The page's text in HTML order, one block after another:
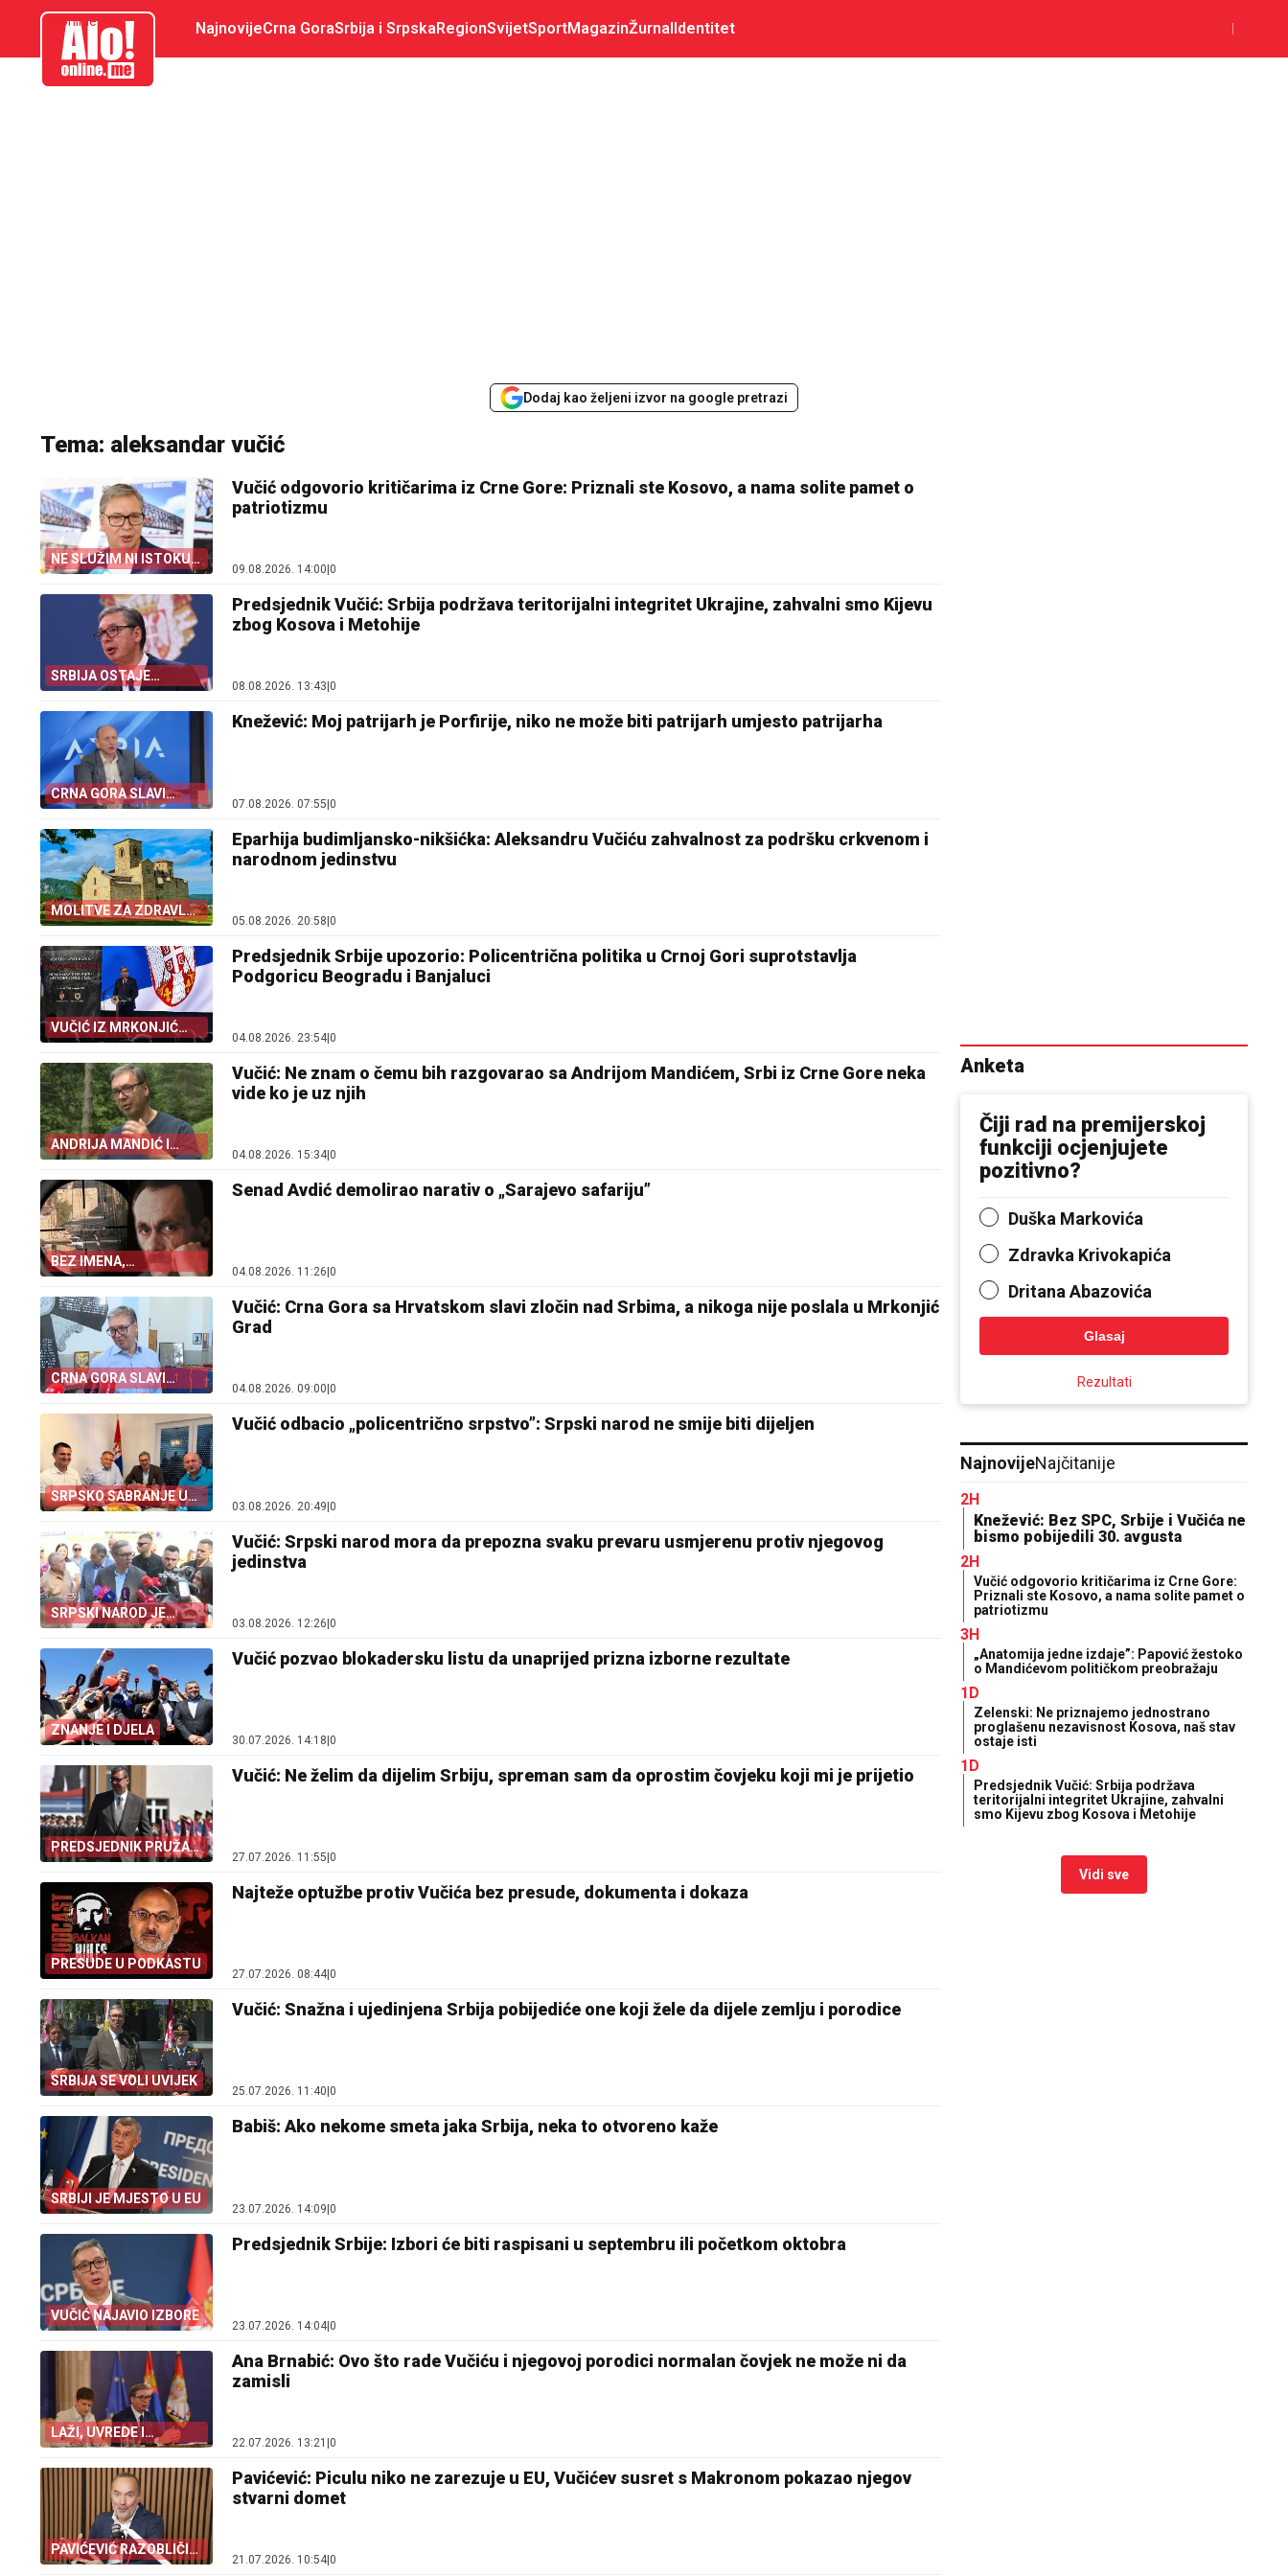
aloonline.me NajnovijeCrna GoraSrbija i SrpskaRegionSvijetSportMagazinŽurnalIdentitet
Dodaj kao željeni izvor na google pretrazi
Tema: aleksandar vučić
NE SLUŽIM NI ISTOKU
NI ZAPADU
Vučić odgovorio kritičarima iz Crne Gore: Priznali ste Kosovo, a nama solite pamet o
patriotizmu
09.08.2026. 14:00 0
SRBIJA OSTAJE
DOSLJEDNA POVELJI
Predsjednik Vučić: Srbija podržava teritorijalni integritet Ukrajine, zahvalni smo Kijevu
zbog Kosova i Metohije
08.08.2026. 13:43 0
CRNA GORA SLAVI
„OLUJU“
Knežević: Moj patrijarh je Porfirije, niko ne može biti patrijarh umjesto patrijarha
07.08.2026. 07:55|0
MOLITVE ZA ZDRAVLJE
I USPJEH
Eparhija budimljansko-nikšićka: Aleksandru Vučiću zahvalnost za podršku crkvenom i
narodnom jedinstvu
05.08.2026. 20:58|0
VUČIĆ IZ MRKONJIĆ
GRADA
Predsjednik Srbije upozorio: Policentrična politika u Crnoj Gori suprotstavlja
Podgoricu Beogradu i Banjaluci
04.08.2026. 23:54|0
ANDRIJA MANDIĆ I
VLAST U PODGORICI
Vučić: Ne znam o čemu bih razgovarao sa Andrijom Mandićem, Srbi iz Crne Gore neka
vide ko je uz njih
04.08.2026. 15:34 0
BEZ IMENA,
DOKUMENATA I
Senad Avdić demolirao narativ o „Sarajevo safariju”
04.08.2026. 11:26 0
CRNA GORA SLAVI
„OLUJU”
Vučić: Crna Gora sa Hrvatskom slavi zločin nad Srbima, a nikoga nije poslala u Mrkonjić
Grad
04.08.2026. 09:00 0
SRPSKO SABRANJE U
ČIPULJIĆIMA
Vučić odbacio „policentrično srpstvo”: Srpski narod ne smije biti dijeljen
03.08.2026. 20:49|0
SRPSKI NAROD JE
JEDAN
Vučić: Srpski narod mora da prepozna svaku prevaru usmjerenu protiv njegovog
jedinstva
03.08.2026. 12:26|0
ZNANJE I DJELA
Vučić pozvao blokadersku listu da unaprijed prizna izborne rezultate
30.07.2026. 14:18|0
PREDSJEDNIK PRUŽA
RUKU
Vučić: Ne želim da dijelim Srbiju, spreman sam da oprostim čovjeku koji mi je prijetio
27.07.2026. 11:55 0
PRESUDE U PODKASTU
Najteže optužbe protiv Vučića bez presude, dokumenta i dokaza
27.07.2026. 08:44 0
SRBIJA SE VOLI UVIJEK
Vučić: Snažna i ujedinjena Srbija pobijediće one koji žele da dijele zemlju i porodice
25.07.2026. 11:40 0
SRBIJI JE MJESTO U EU
Babiš: Ako nekome smeta jaka Srbija, neka to otvoreno kaže
23.07.2026. 14:09|0
VUČIĆ NAJAVIO IZBORE
Predsjednik Srbije: Izbori će biti raspisani u septembru ili početkom oktobra
23.07.2026. 14:04|0
LAŽI, UVREDE I
PRIJETNJE
Ana Brnabić: Ovo što rade Vučiću i njegovoj porodici normalan čovjek ne može ni da
zamisli
22.07.2026. 13:21 0
PAVIĆEVIĆ RAZOBLIČIO
PICULU
Pavićević: Piculu niko ne zarezuje u EU, Vučićev susret s Makronom pokazao njegov
stvarni domet
21.07.2026. 10:54 0
Anketa
Čiji rad na premijerskoj
funkciji ocjenjujete
pozitivno?
Duška Markovića
Zdravka Krivokapića
Dritana Abazovića
Glasaj
Rezultati
NajnovijeNajčitanije
2H
Knežević: Bez SPC, Srbije i Vučića ne
bismo pobijedili 30. avgusta
2H
Vučić odgovorio kritičarima iz Crne Gore:
Priznali ste Kosovo, a nama solite pamet o
patriotizmu
3H
„Anatomija jedne izdaje”: Papović žestoko
o Mandićevom političkom preobražaju
1D
Zelenski: Ne priznajemo jednostrano
proglašenu nezavisnost Kosova, naš stav
ostaje isti
1D
Predsjednik Vučić: Srbija podržava
teritorijalni integritet Ukrajine, zahvalni
smo Kijevu zbog Kosova i Metohije
Vidi sve